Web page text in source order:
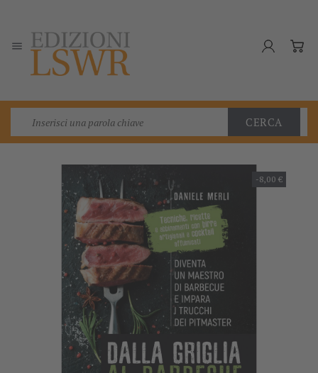

CERCA
-8,00 €